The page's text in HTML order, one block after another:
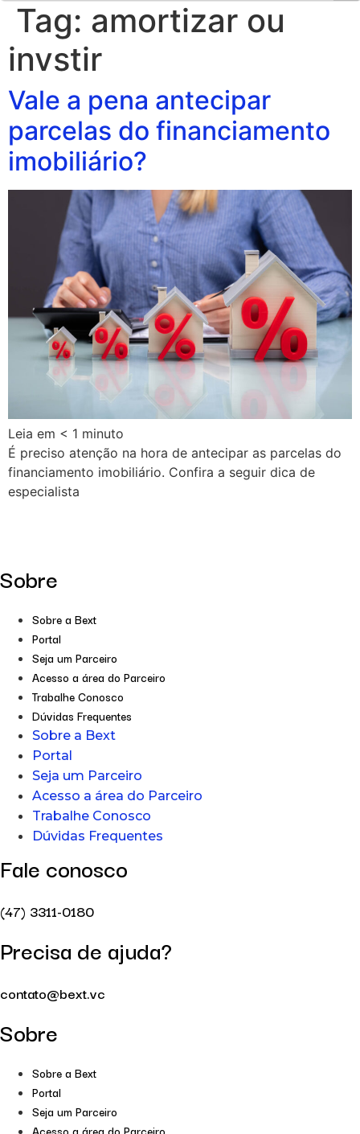
Tag: amortizar ou
invstir
Vale a pena antecipar
parcelas do financiamento
imobiliário?
Leia em < 1 minuto
É preciso atenção na hora de antecipar as parcelas do
financiamento imobiliário. Confira a seguir dica de
especialista
Sobre
Sobre a Bext
Portal
Seja um Parceiro
Acesso a área do Parceiro
Trabalhe Conosco
Dúvidas Frequentes
Sobre a Bext
Portal
Seja um Parceiro
Acesso a área do Parceiro
Trabalhe Conosco
Dúvidas Frequentes
Fale conosco
(47) 3311-0180
Precisa de ajuda?
contato@bext.vc
Sobre
Sobre a Bext
Portal
Seja um Parceiro